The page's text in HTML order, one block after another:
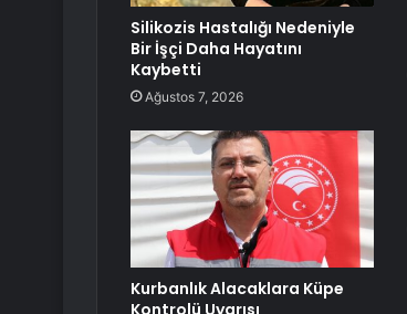
Silikozis Hastalığı Nedeniyle
Bir İşçi Daha Hayatını
Kaybetti
Ağustos 7, 2026
Kurbanlık Alacaklara Küpe